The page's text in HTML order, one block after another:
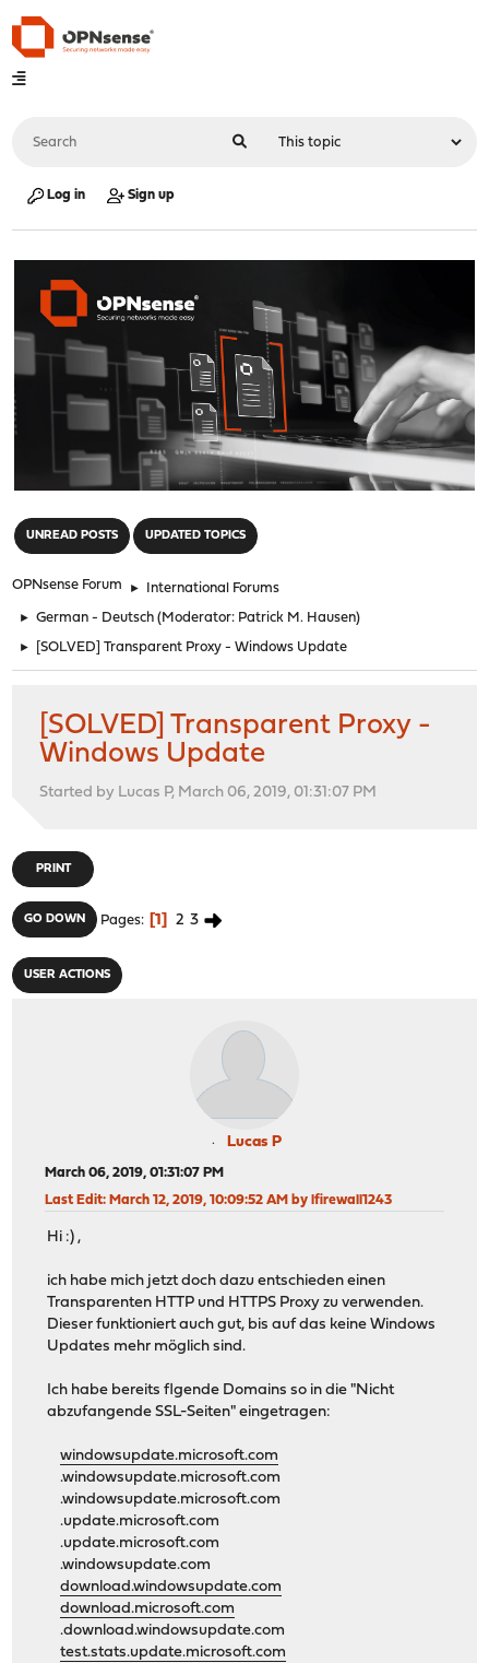
Log in Sign up
UNREAD POSTS UPDATED TOPICS
OPNsense Forum ► International Forums
► German - Deutsch (Moderator: Patrick M. Hausen)
► [SOLVED] Transparent Proxy - Windows Update
[SOLVED] Transparent Proxy -
Windows Update
Started by Lucas P, March 06, 2019, 01:31:07 PM
PRINT
GO DOWN Pages 1 2 3
USER ACTIONS
Lucas P
March 06, 2019, 01:31:07 PM
Last Edit: March 12, 2019, 10:09:52 AM by lfirewall1243
Hi :) ,
ich habe mich jetzt doch dazu entschieden einen
Transparenten HTTP und HTTPS Proxy zu verwenden.
Dieser funktioniert auch gut, bis auf das keine Windows
Updates mehr möglich sind.
Ich habe bereits flgende Domains so in die "Nicht
abzufangende SSL-Seiten" eingetragen:
windowsupdate.microsoft.com
.windowsupdate.microsoft.com
.windowsupdate.microsoft.com
.update.microsoft.com
.update.microsoft.com
.windowsupdate.com
download.windowsupdate.com
download.microsoft.com
.download.windowsupdate.com
test.stats.update.microsoft.com